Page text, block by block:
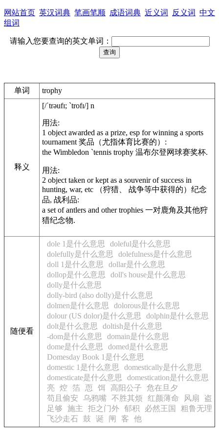
网站首页 英汉词典 笔画笔顺 成语词典 近义词 反义词 中文
组词
请输入您要查询的英文单词：
单词 trophy
释义
[/ˈtrəufɪ; ˋtrofɪ/] n
用法:
1 object awarded as a prize, esp for winning a sports
tournament 奖品（尤指体育比赛的）:
the Wimbledon `tennis trophy 温布尔登网球赛奖杯.
用法:
2 object taken or kept as a souvenir of success in
hunting, war, etc （狩猎、 战争等中获得的）纪念
品, 战利品:
a set of antlers and other trophies 一对鹿角及其他狩
猎纪念物.
随便看
dole 1是什么意思
doleful是什么意思
dolefully是什么意思
dolefulness是什么意思
doll 1是什么意思
dollar是什么意思
dollop是什么意思
doll's house是什么意思
dolly是什么意思
dolly-bird (also dolly)是什么意思
dolmen是什么意思
dolorous是什么意思
dolour (US dolor)是什么意思
dolphin是什么意思
dolt是什么意思
doltish是什么意思
-dom是什么意思
domain是什么意思
dome是什么意思
domed是什么意思
Domesday Book 1是什么意思
domestic 1是什么意思
domestically是什么意思
domesticate是什么意思
domestication是什么意思
亮
焢 箔 恧 饵 高阳公子
危在旦夕
苟且偷安
乌鸦嘴 不胜其烦 红颜薄命 风扇
盗
足够
施主 拒之门外 郁积 必然王国
粗鲁无理
飞沙走石
鼓 诞 闸 客 他